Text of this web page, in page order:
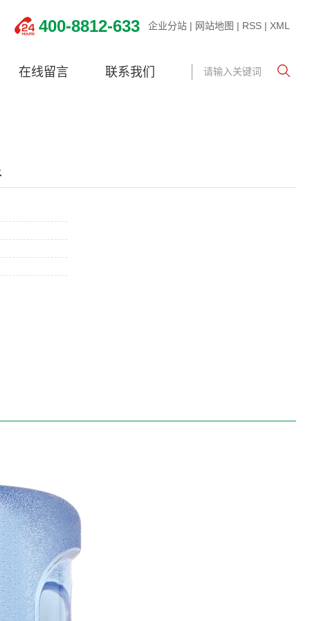
企业分站| 网站地图 | RSS| XML
400-8812-633
在线留言 联系我们